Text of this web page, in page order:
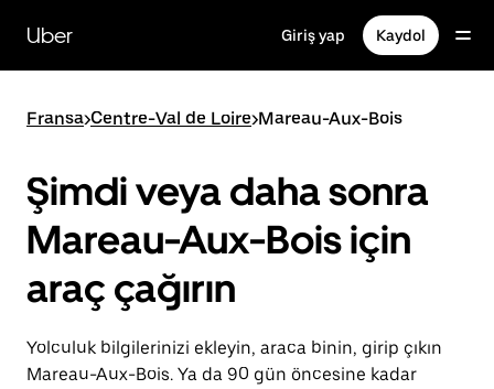
içeriğe
gidinUber Giriş yap Kaydol
Fransa>Centre-Val de Loire>Mareau-Aux-Bois
Şimdi veya daha sonra
Mareau-Aux-Bois için
araç çağırın
Yolculuk bilgilerinizi ekleyin, araca binin, girip çıkın
Mareau-Aux-Bois. Ya da 90 gün öncesine kadar